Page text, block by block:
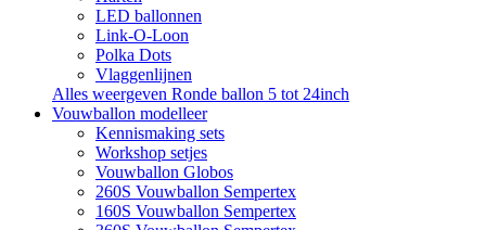
LED ballonnen
Link-O-Loon
Polka Dots
Vlaggenlijnen
Alles weergeven Ronde ballon 5 tot 24inch
Vouwballon modelleer
Kennismaking sets
Workshop setjes
Vouwballon Globos
260S Vouwballon Sempertex
160S Vouwballon Sempertex